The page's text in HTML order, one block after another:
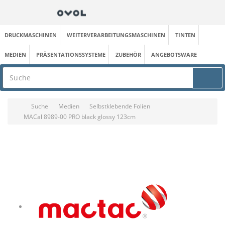
DRUCKMASCHINEN WEITERVERARBEITUNGSMASCHINEN TINTEN
MEDIEN PRÄSENTATIONSSYSTEME ZUBEHÖR ANGEBOTSWARE
Suche Medien
Selbstklebende Folien
MACal 8989-00 PRO black glossy 123cm